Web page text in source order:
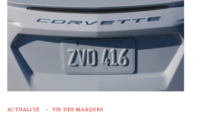
ACTUALITÉ VIE DES MARQUES